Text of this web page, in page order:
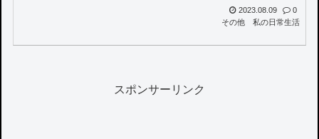
2023.08.09
0
その他
私の日常生活
スポンサーリンク